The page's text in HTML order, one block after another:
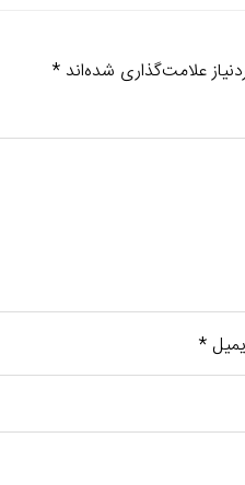
علامت‌گذاری شده‌اند*
*